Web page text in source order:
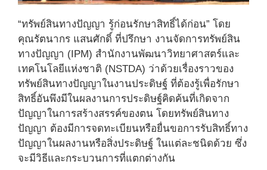
“ทรัพย์สินทางปัญญา รู้ก่อนรักษาสิทธิ์ได้ก่อน” โดย
คุณรัตนากร แสนศักดิ์ ที่ปรึกษา งานจัดการทรัพย์สิน
ทางปัญญา (IPM) สำนักงานพัฒนาวิทยาศาสตร์และ
เทคโนโลยีแห่งชาติ (NSTDA) ว่าด้วยเรื่องราวของ
ทรัพย์สินทางปัญญาในงานประดิษฐ์ ที่ต้องรู้เพื่อรักษา
สิทธิ์อันพึงมีในผลงานการประดิษฐ์คิดค้นที่เกิดจาก
ปัญญาในการสร้างสรรค์ของตน โดยทรัพย์สินทาง
ปัญญา ต้องมีการจดทะเบียนหรือยื่นขอการรับสิทธิ์ทาง
ปัญญาในผลงานหรือสิ่งประดิษฐ์ ในแต่ละชนิดด้วย ซึ่ง
จะมีวิธีและกระบวนการที่แตกต่างกัน